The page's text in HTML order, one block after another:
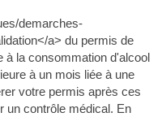
demarches-
a> du permis de
à la consommation d'alcool
à un mois liée à une
votre permis après ces
un contrôle médical. En